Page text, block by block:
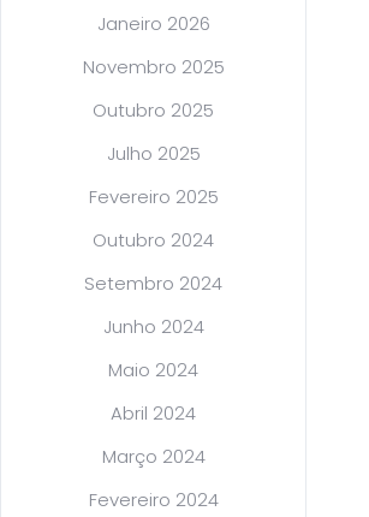
Janeiro 2026
Novembro 2025
Outubro 2025
Julho 2025
Fevereiro 2025
Outubro 2024
Setembro 2024
Junho 2024
Maio 2024
Abril 2024
Março 2024
Fevereiro 2024